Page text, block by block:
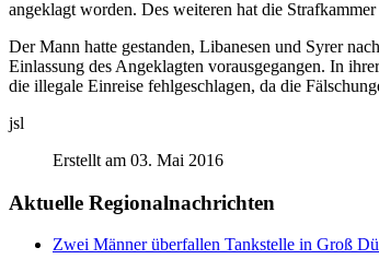
angeklagt worden. Des weiteren hat die
Der Mann hatte gestanden, Libanesen und Syrer
Einlassung des Angeklagten vorausgegangen. In
die illegale Einreise fehlgeschlagen, da die
jsl
Erstellt am 03. Mai 2016
Aktuelle Regionalnachrichten
Zwei Männer überfallen Tankstelle in Groß